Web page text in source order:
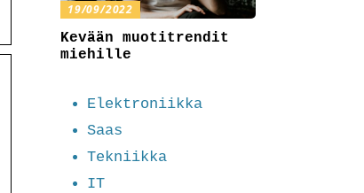
19/09/2022
Kevään muotitrendit
miehille
Elektroniikka
Saas
Tekniikka
IT